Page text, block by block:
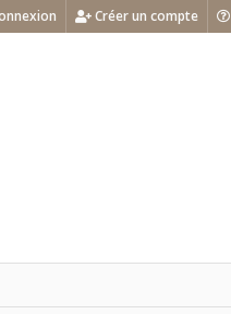
Créer un compte